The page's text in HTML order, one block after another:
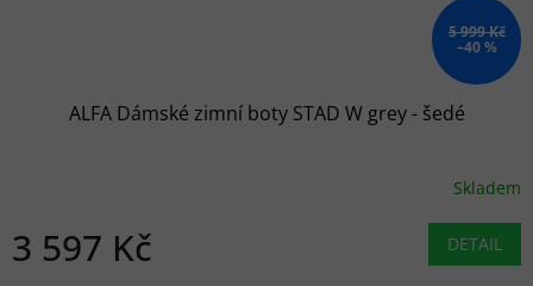
5 999 Kč
–40 %
ALFA Dámské zimní boty STAD W grey - šedé
Skladem
3 597 Kč DETAIL